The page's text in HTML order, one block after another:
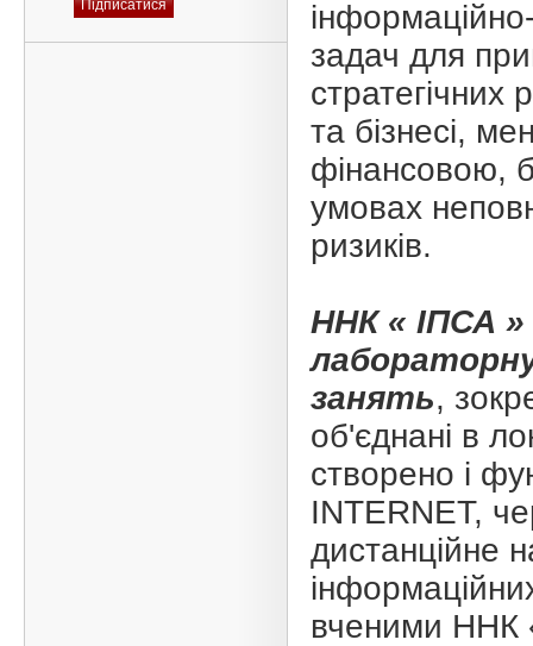
задач для
стратегічних
та бізнесі,
фінансовою,
умовах
ризиків.
ННК « ІПСА »
занять,
об'єднані в
створено і
INTERNET,
дистанційне
вченими ННК